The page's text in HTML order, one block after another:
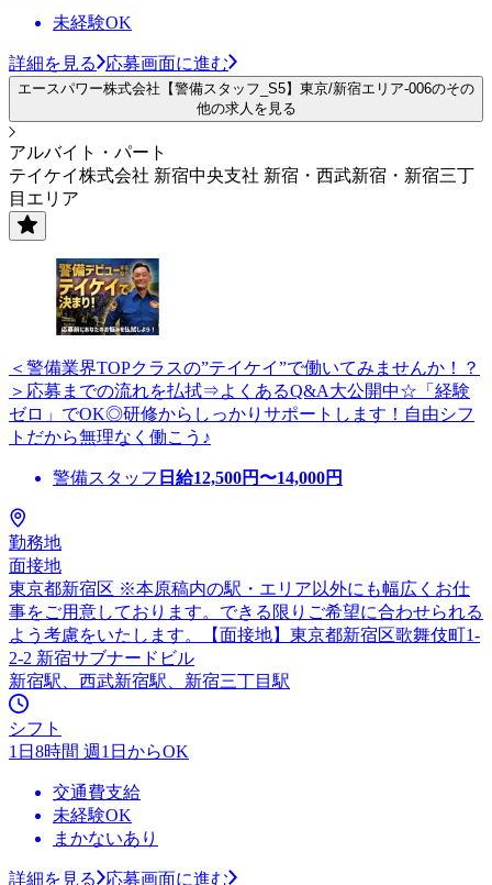
未経験OK
詳細を見る 応募画面に進む
エースパワー株式会社【警備スタッフ_S5】東京/新宿エリア-006のその
他の求人を見る
アルバイト・パート
テイケイ株式会社 新宿中央支社 新宿・西武新宿・新宿三丁
目エリア
＜警備業界TOPクラスの”テイケイ”で働いてみませんか！？
＞応募までの流れを払拭⇒よくあるQ&A大公開中☆「経験
ゼロ」でOK◎研修からしっかりサポートします！自由シフ
トだから無理なく働こう♪
警備スタッフ 日給12,500円〜14,000円
勤務地
面接地
東京都新宿区 ※本原稿内の駅・エリア以外にも幅広くお仕
事をご用意しております。できる限りご希望に合わせられる
よう考慮をいたします。【面接地】東京都新宿区歌舞伎町1-
2-2 新宿サブナードビル
新宿駅、西武新宿駅、新宿三丁目駅
シフト
1日8時間 週1日からOK
交通費支給
未経験OK
まかないあり
詳細を見る 応募画面に進む